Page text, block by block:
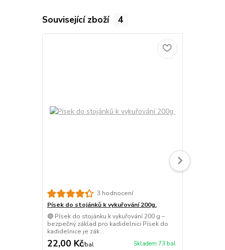
Související zboží 4
3 hodnocení
Písek do stojánků k vykuřování 200g.
🟣 Písek do stojánku k vykuřování 200 g –
bezpečný základ pro kadidelnici Písek do
kadidelnice je zák...
22,00 Kč/bal Skladem 73 bal